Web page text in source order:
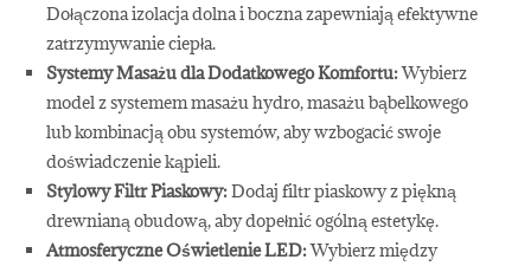
Dołączona izolacja dolna i boczna zapewniają efektywne
zatrzymywanie ciepła.
Systemy Masażu dla Dodatkowego Komfortu:Wybierz
model z systemem masażu hydro, masażu bąbelkowego
lub kombinacją obu systemów, aby wzbogacić swoje
doświadczenie kąpieli.
Stylowy Filtr Piaskowy:Dodaj filtr piaskowy z piękną
drewnianą obudową, aby dopełnić ogólną estetykę.
Atmosferyczne Oświetlenie LED:Wybierz między